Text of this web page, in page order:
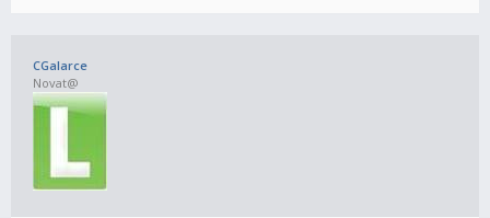
CGalarce
Novat@